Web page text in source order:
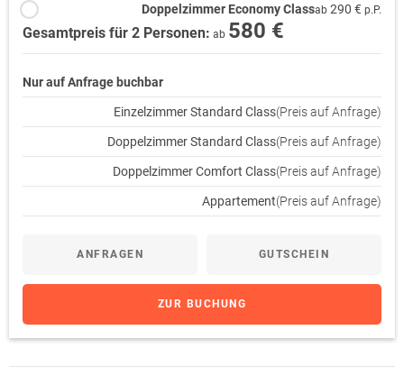
Doppelzimmer Economy Classab 290 € p.P.
Gesamtpreis für 2 Personen: ab 580 €
Nur auf Anfrage buchbar
Einzelzimmer Standard Class(Preis auf Anfrage)
Doppelzimmer Standard Class(Preis auf Anfrage)
Doppelzimmer Comfort Class(Preis auf Anfrage)
Appartement(Preis auf Anfrage)
ANFRAGEN GUTSCHEIN
ZUR BUCHUNG